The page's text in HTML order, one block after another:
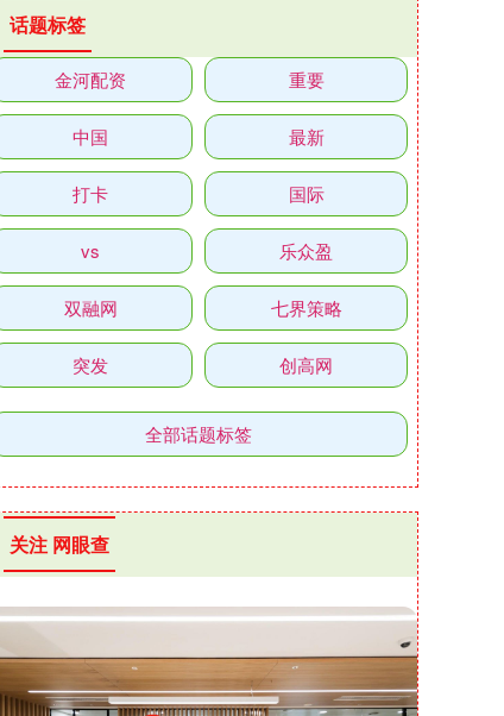
话题标签
金河配资 重要
中国 最新
打卡 国际
vs 乐众盈
双融网 七界策略
突发 创高网
全部话题标签
关注 网眼查